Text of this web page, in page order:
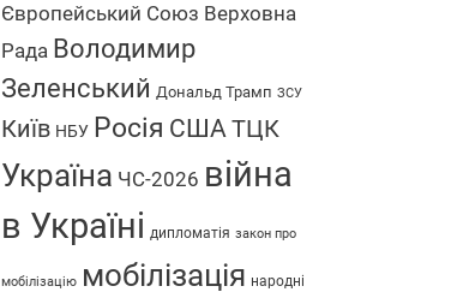
Європейський Союз Верховна
Рада Володимир
Зеленський Дональд Трамп ЗСУ
Київ НБУ Росія США ТЦК
Україна ЧС-2026 війна
в Україні дипломатія закон про
мобілізацію мобілізація народні